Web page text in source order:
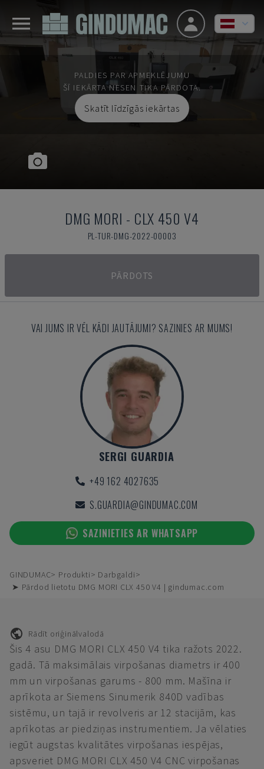
PALDIES PAR APMEKLĒJUMU
ŠĪ IEKĀRTA NESEN TIKA PĀRDOTA.
Skatīt līdzīgās iekārtas
DMG MORI - CLX 450 V4
PL-TUR-DMG-2022-00003
PĀRDOTS
VAI JUMS IR VĒL KĀDI JAUTĀJUMI? SAZINIES AR MUMS!
SERGI GUARDIA
+49 162 4027635
S.GUARDIA@GINDUMAC.COM
SAZINIETIES AR WHATSAPP
GINDUMAC Produkti
Darbgaldi
➤ Pārdod lietotu DMG MORI CLX 450 V4 | gindumac.com
Rādīt oriģinālvalodā
Šis 4 asu DMG MORI CLX 450 V4 tika ražots 2022.
gadā. Tā maksimālais virpošanas diametrs ir 400
mm un virpošanas garums - 800 mm. Mašīna ir
aprīkota ar Siemens Sinumerik 840D vadības
sistēmu, un tajā ir revolveris ar 12 stacijām, kas
aprīkotas ar piedziņas instrumentiem. Ja vēlaties
iegūt augstas kvalitātes virpošanas iespējas,
apsveriet DMG MORI CLX 450 V4 CNC virpošanas